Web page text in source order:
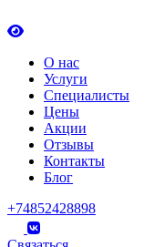
О нас
Услуги
Специалисты
Цены
Акции
Отзывы
Контакты
Блог
+74852428898